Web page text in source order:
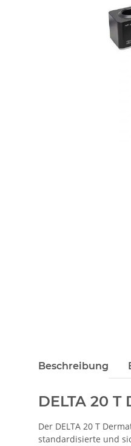
Beschreibung
DELTA 20
Der DELTA 20 T
standardisierte und